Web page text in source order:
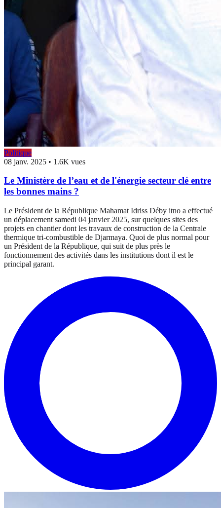
Politique
08 janv. 2025 • 1.6K vues
Le Ministère de l’eau et de l'énergie secteur clé entre
les bonnes mains ?
Le Président de la République Mahamat Idriss Déby itno a effectué
un déplacement samedi 04 janvier 2025, sur quelques sites des
projets en chantier dont les travaux de construction de la Centrale
thermique tri-combustible de Djarmaya. Quoi de plus normal pour
un Président de la République, qui suit de plus près le
fonctionnement des activités dans les institutions dont il est le
principal garant.